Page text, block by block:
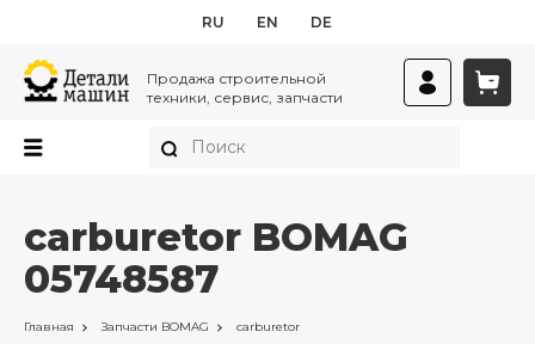
RU EN DE
Продажа строительной
техники, сервис, запчасти
carburetor BOMAG
05748587
Главная Запчасти BOMAG carburetor